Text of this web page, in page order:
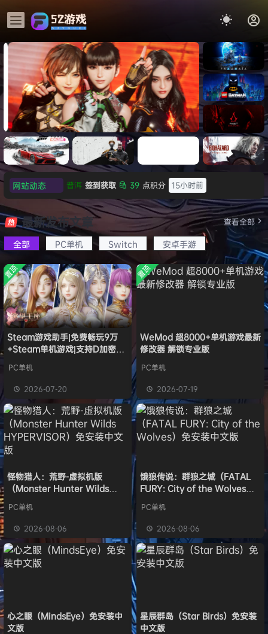
Black
版
《剑星/Stellar Blade》本体
+修改器打包下载 解压即玩
《识质存
在/PRAG
MATA》
免安装中
文版
《乐高蝙
蝠侠：黑
暗骑士之
Legacy
of the
Dark
Knight》
免安装中
文版
影/Assas
sin’s
Creed
Shadow
s》免安装
版，非虚
拟机
极限竞
速：地平
线
6（Forza
Horizon
6）免安装
中文版
《原子之
心/Atomi
c
Heart》
免安装中
文版
红色沙漠-
虚拟机版
（Crimso
n Desert
HYPERVI
SOR）免
安装中文
版
生化危机
9：安魂
曲
（Reside
nt Evil
Requiem
）免安装
中文版
网站动态
普洱 签到获取
15小时前
欢迎 普洱 加入本站 15小时前
欢迎0**3 加入本站 15小时前
欢迎c***s 加入本站 17小时前
欢迎V****y 加入本站 19小时前
欢迎j***j 加入本站
19小时前
加入本站
8月5日
l***g 签到获取 28 点积分
8月5日
w******g 签到获取 49 点积分
8月4日
欢迎w******g 加入本站
欢迎Z******U 加入本站
欢迎k******2 加入本站 8月4日
欢迎C****i 加入本站
8月4日
加入本站
14小时前
加入本站
最新发布文章
全部 PC单机 Switch 安卓手游
查看全部
置顶
Steam游戏助手|免费畅玩9万
+Steam单机游戏|支持D加密以
PC单机
2026-07-20
置顶
WeMod 超8000+单机游戏最新
修改器 解锁专业版
PC单机
2026-07-19
怪物猎人：荒野-虚拟机版
（Monster Hunter Wilds
PC单机
2026-08-06
饿狼传说：群狼之城（FATAL
FURY: City of the Wolves）
PC单机
2026-08-06
心之眼（MindsEye）免安装中
文版
星辰群岛（Star Birds）免安装
中文版